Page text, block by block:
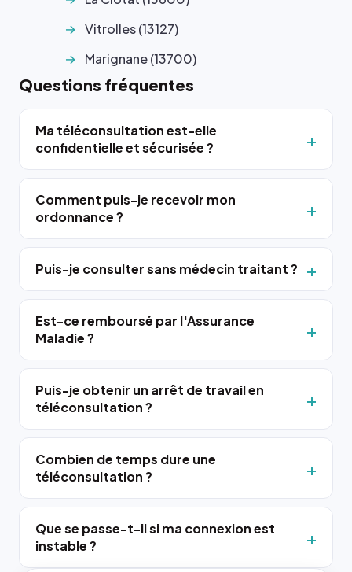
Vitrolles (13127)
Marignane (13700)
Questions fréquentes
Ma téléconsultation est-elle
confidentielle et sécurisée ?
Comment puis-je recevoir mon
ordonnance ?
Puis-je consulter sans médecin traitant ?
Est-ce remboursé par l'Assurance
Maladie ?
Puis-je obtenir un arrêt de travail en
téléconsultation ?
Combien de temps dure une
téléconsultation ?
Que se passe-t-il si ma connexion est
instable ?